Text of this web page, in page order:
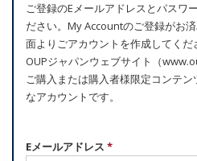
マ
リ
ー
タ
ブ
ご登録のEメールアドレスとパスワ
ださい。My Accountのご登録がお
面よりごアカウントを作成してくだ
OUPジャパンウェブサイト（
ご購入または購入者様限定コンテ
なアカウントです。
Eメールアドレス *